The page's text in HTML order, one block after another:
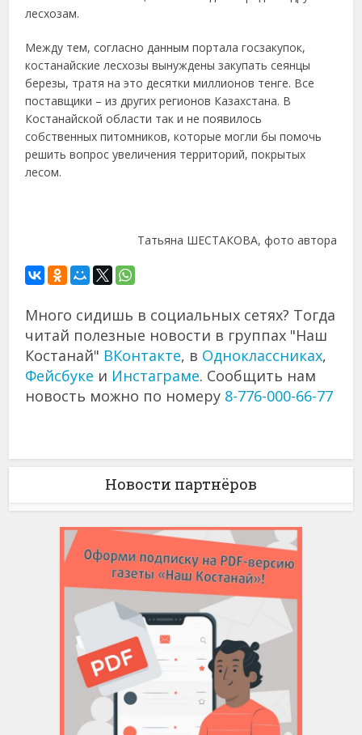
лесхозам.
Между тем, согласно данным портала госзакупок,
костанайские лесхозы вынуждены закупать сеянцы
березы, тратя на это десятки миллионов тенге. Все
поставщики – из других регионов Казахстана. В
Костанайской области так и не появилось
собственных питомников, которые могли бы помочь
решить вопрос увеличения территорий, покрытых
лесом.
Татьяна ШЕСТАКОВА, фото автора
Много сидишь в социальных сетях? Тогда
читай полезные новости в группах "Наш
Костанай" ВКонтакте, в Одноклассниках,
Фейсбуке и Инстаграме. Сообщить нам
новость можно по номеру 8-776-000-66-77
Новости партнёров